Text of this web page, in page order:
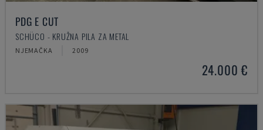
PDG E CUT
SCHÜCO - KRUŽNA PILA ZA METAL
NJEMAČKA 2009
24.000 €